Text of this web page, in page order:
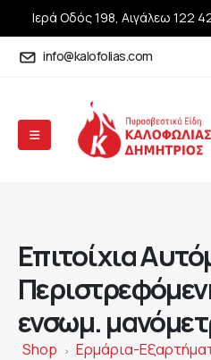
Ιερά Οδός 198, Αιγάλεω 122
info@kalofolias.com
Επιτοίχια
ενσωμ.
Shop > Ερμάρια-